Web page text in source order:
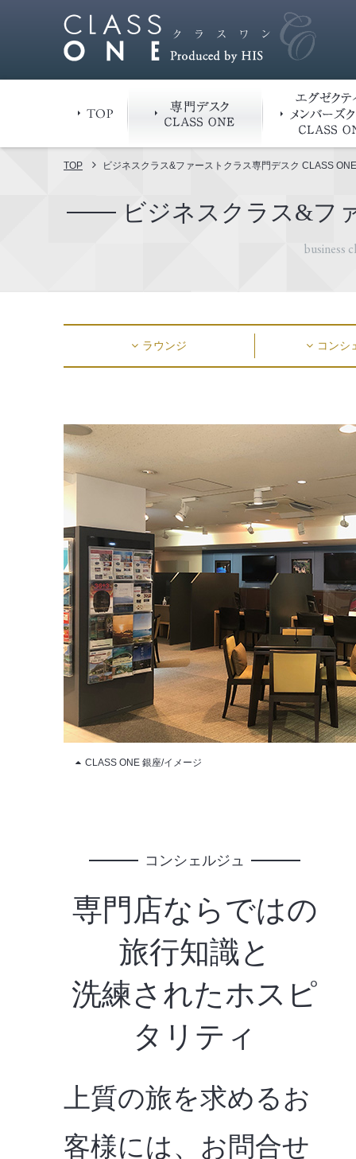
専門デスク
TOP ビジネスクラス&ファーストクラス専門デスク CLASS ONE
ビジネスクラス&フ
business
ラウンジ コンシ
CLASS ONE 銀座/イメージ
コンシェルジュ
専門店ならではの
旅行知識と
洗練されたホスピ
タリティ
上質の旅を求めるお
客様には、お問合せ